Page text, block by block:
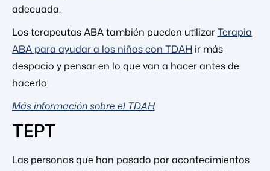
adecuada.
Los terapeutas ABA también pueden utilizarTerapia
ABA para ayudar a los niños con TDAH ir más
despacio y pensar en lo que van a hacer antes de
hacerlo.
Más información sobre el TDAH
TEPT
Las personas que han pasado por acontecimientos